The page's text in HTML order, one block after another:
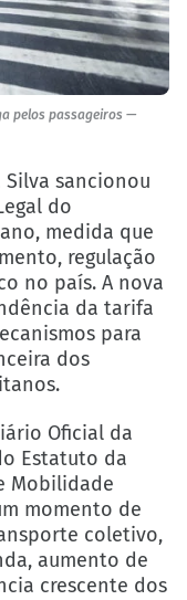
pelos passageiros —
sancionou
do
medida que
regulação
no país. A nova
da tarifa
para
dos
Oficial da
Estatuto da
Mobilidade
momento de
coletivo,
aumento de
crescente dos